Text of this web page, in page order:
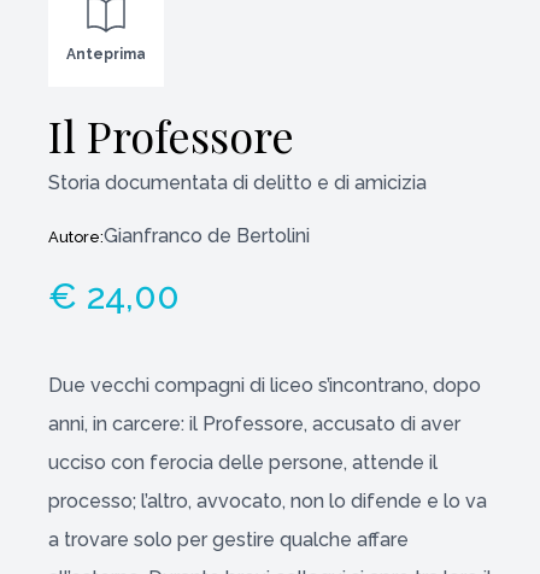
Anteprima
Il Professore
Storia documentata di delitto e di amicizia
Autore:Gianfranco de Bertolini
€ 24,00
Due vecchi compagni di liceo s’incontrano, dopo
anni, in carcere: il Professore, accusato di aver
ucciso con ferocia delle persone, attende il
processo; l’altro, avvocato, non lo difende e lo va
a trovare solo per gestire qualche affare